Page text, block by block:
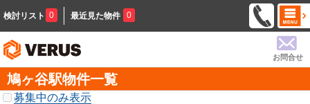
検討リスト 0 最近見た物件 0
お問合せ
鳩ヶ谷駅物件一覧
募集中のみ表示